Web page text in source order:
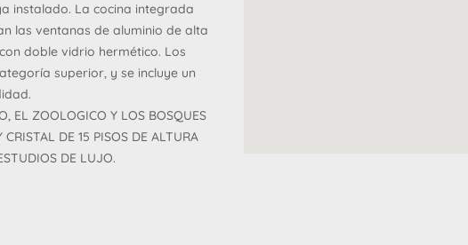
instalado. La cocina integrada
las ventanas de aluminio de alta
doble vidrio hermético. Los
superior, y se incluye un
EL ZOOLOGICO Y LOS BOSQUES
DE 15 PISOS DE ALTURA
DE LUJO.